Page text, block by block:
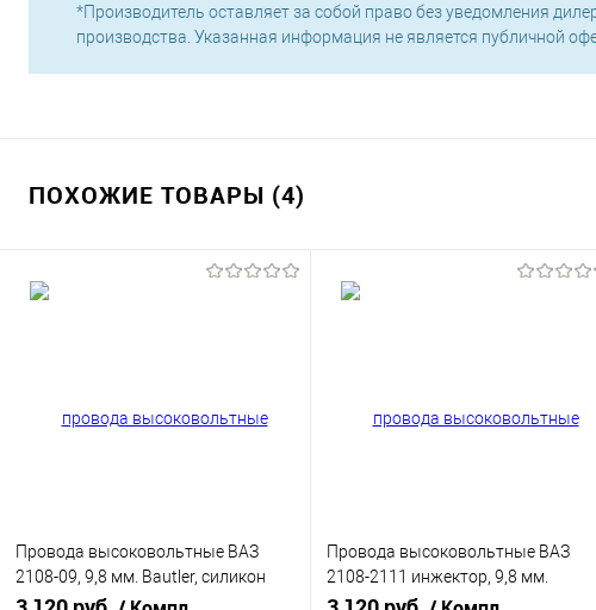
*Производитель оставляет за собой право без уведомления
производства. Указанная информация не является публичной
ПОХОЖИЕ ТОВАРЫ (4)
Провода высоковольтные ВАЗ
2108-09, 9,8 мм. Bautler, силикон
(BTL-0008IWS)
Провода высоковольтные ВАЗ
2108-2111 инжектор, 9,8 мм.
Bautler, силикон (BTL-0010IWS)